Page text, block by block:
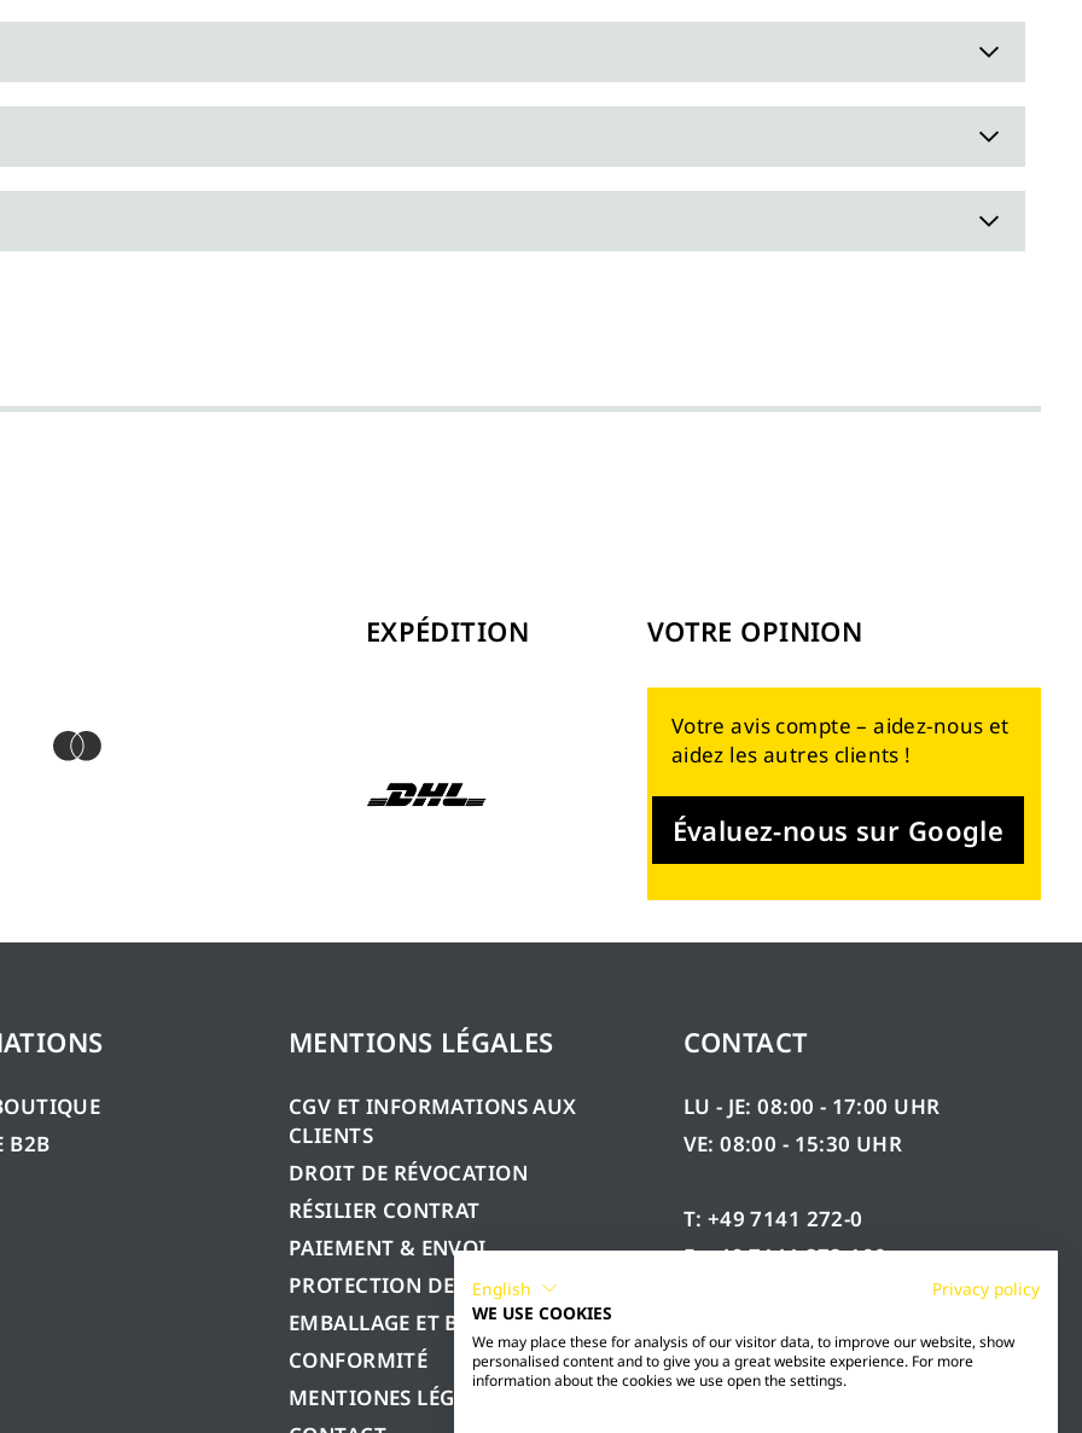
EXPÉDITION VOTRE OPINION
Votre avis compte – aidez-nous et
aidez les autres clients !
Évaluez-nous sur Google
B2B
MENTIONS LÉGALES
CGV ET INFORMATIONS AUX
CLIENTS
DROIT DE RÉVOCATION
RÉSILIER CONTRAT
PAIEMENT & ENVOI
PROTECTION DES DONNÉES
EMBALLAGE ET BATTERIE
CONFORMITÉ
MENTIONES LÉGALES
CONTACT
LU - JE: 08:00 - 17:00 UHR
VE: 08:00 - 15:30 UHR
T: +49 7141 272-0
F: +49 7141 272-100
English
Privacy policy
WE USE COOKIES
We may place these for analysis of our visitor data, to improve our website, show
personalised content and to give you a great website experience. For more
information about the cookies we use open the settings.